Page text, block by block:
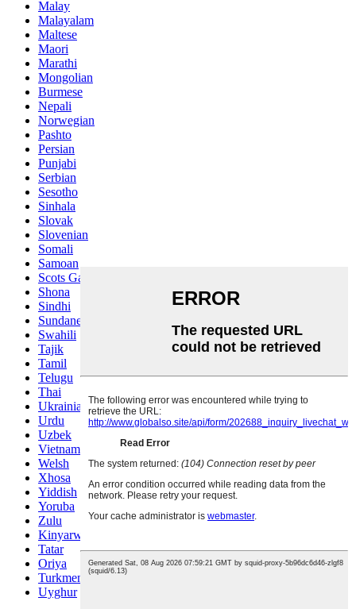
Malay
Malayalam
Maltese
Maori
Marathi
Mongolian
Burmese
Nepali
Norwegian
Pashto
Persian
Punjabi
Serbian
Sesotho
Sinhala
Slovak
Slovenian
Somali
Samoan
Scots Gaelic
Shona
Sindhi
Sundanese
Swahili
Tajik
Tamil
Telugu
Thai
Ukrainian
Urdu
Uzbek
Vietnamese
Welsh
Xhosa
Yiddish
Yoruba
Zulu
Kinyarwanda
Tatar
Oriya
Turkmen
Uyghur